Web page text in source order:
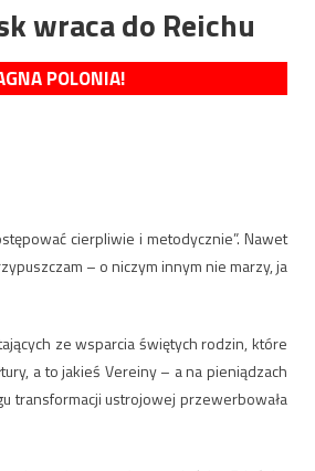
wraca do Reichu
POLONIA!
cierpliwie i metodycznie”. Nawet
– o niczym innym nie marzy, ja
ze wsparcia świętych rodzin, które
a to jakieś Vereiny – a na pieniądzach
transformacji ustrojowej przewerbowała